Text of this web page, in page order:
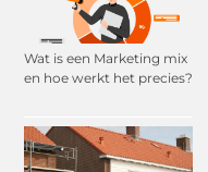
Wat is een Marketing mix
en hoe werkt het precies?